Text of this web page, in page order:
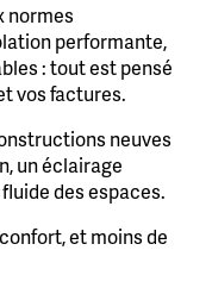
normes
performante,
: tout est pensé
vos factures.
neuves
un éclairage
des espaces.
et moins de